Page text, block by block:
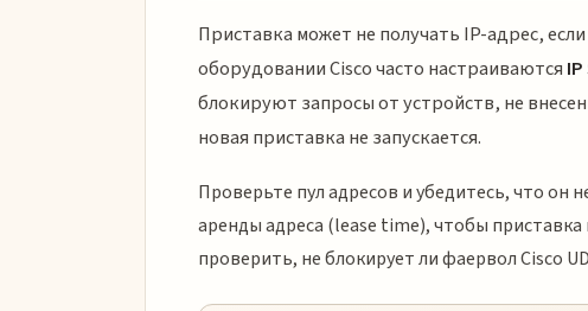
Приставка может не получать IP-адрес,
оборудовании Cisco часто настраиваются
блокируют запросы от устройств, не
новая приставка не запускается.
Проверьте пул адресов и убедитесь, что он
аренды адреса (lease time), чтобы приставка
проверить, не блокирует ли фаервол Cisco